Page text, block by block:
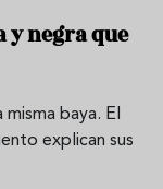
y negra que
baya. El
explican sus